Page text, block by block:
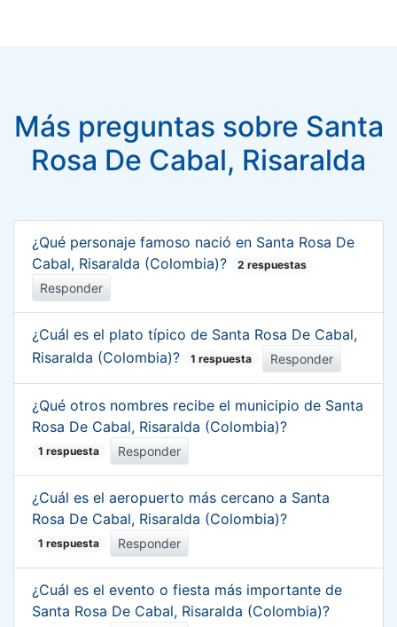
Más preguntas sobre Santa
Rosa De Cabal, Risaralda
¿Qué personaje famoso nació en Santa Rosa De
Cabal, Risaralda (Colombia)?
2 respuestas
Responder
¿Cuál es el plato típico de Santa Rosa De Cabal,
Risaralda (Colombia)?
1 respuesta Responder
¿Qué otros nombres recibe el municipio de Santa
Rosa De Cabal, Risaralda (Colombia)?
1 respuesta Responder
¿Cuál es el aeropuerto más cercano a Santa
Rosa De Cabal, Risaralda (Colombia)?
1 respuesta Responder
¿Cuál es el evento o fiesta más importante de
Santa Rosa De Cabal, Risaralda (Colombia)?